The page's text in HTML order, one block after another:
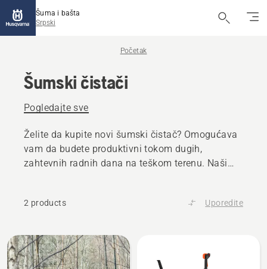
Šuma i bašta
Srpski
Početak
Šumski čistači
Pogledajte sve
Želite da kupite novi šumski čistač? Omogućava
vam da budete produktivni tokom dugih,
zahtevnih radnih dana na teškom terenu. Naši
2 products Uporedite
All
products